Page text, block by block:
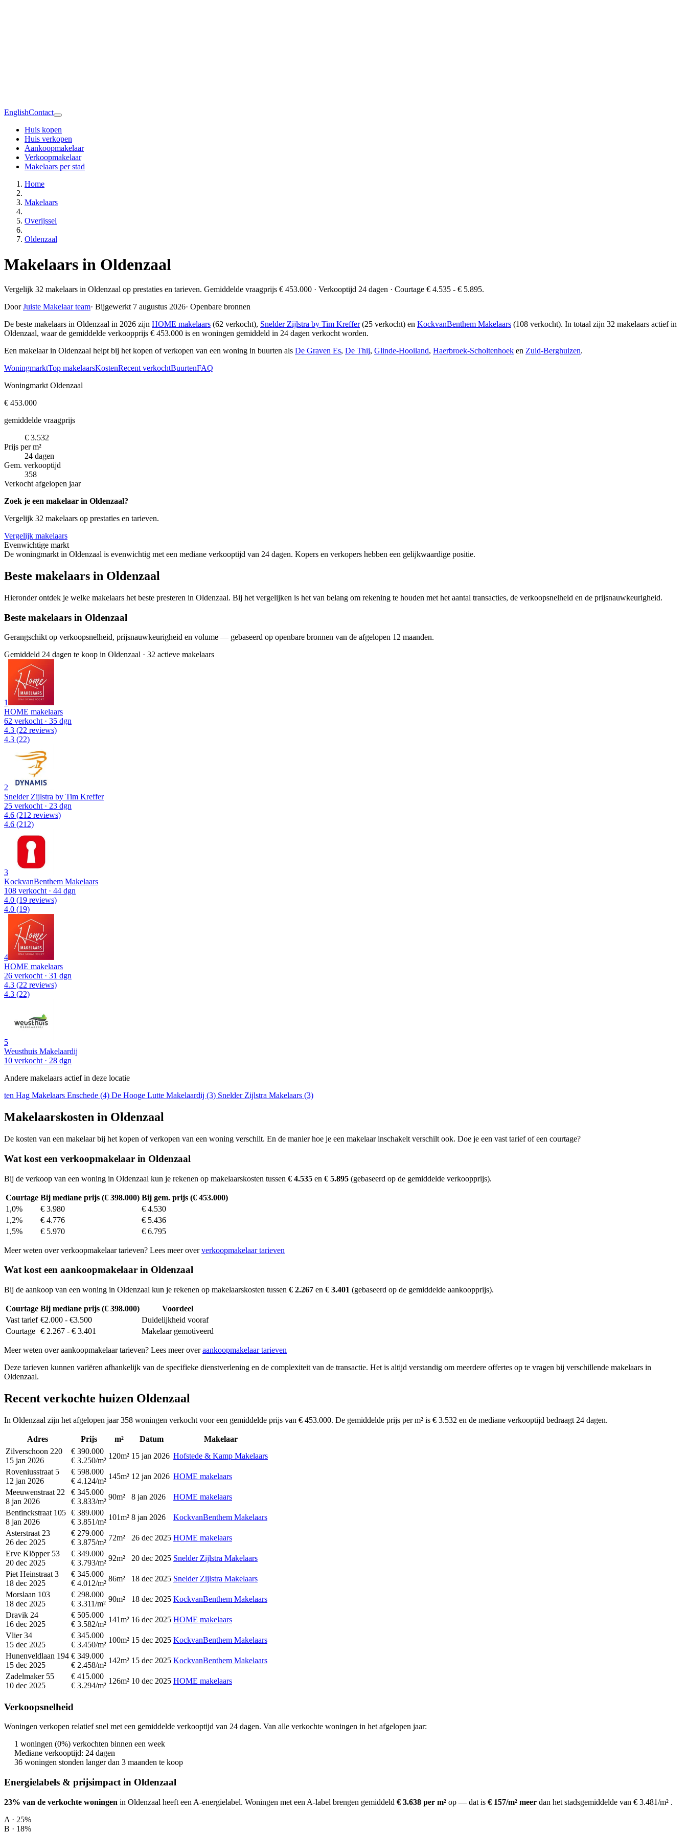
EnglishContact
Huis kopen
Huis verkopen
Aankoopmakelaar
Verkoopmakelaar
Makelaars per stad
Home
Makelaars
Overijssel
Oldenzaal
Makelaars in Oldenzaal
Vergelijk 32 makelaars in Oldenzaal op prestaties en tarieven. Gemiddelde vraagprijs € 453.000 · Verkooptijd 24 dagen · Courtage € 4.535 - € 5.895.
DoorJuiste Makelaar team· Bijgewerkt 7 augustus 2026· Openbare bronnen
De beste makelaars in Oldenzaal in 2026 zijn HOME makelaars (62 verkocht), Snelder Zijlstra by Tim Kreffer(25 verkocht) en KockvanBenthem Makelaars (108 verkocht). In totaal zijn 32 makelaars actief in
Oldenzaal, waar de gemiddelde verkoopprijs € 453.000 is en woningen gemiddeld in 24 dagen verkocht worden.
Een makelaar in Oldenzaal helpt bij het kopen of verkopen van een woning in buurten als De Graven Es, De Thij, Glinde-Hooiland, Haerbroek-Scholtenhoek en Zuid-Berghuizen.
WoningmarktTop makelaarsKostenRecent verkochtBuurtenFAQ
Woningmarkt Oldenzaal
€ 453.000
gemiddelde vraagprijs
€ 3.532
Prijs per m²
24 dagen
Gem. verkooptijd
358
Verkocht afgelopen jaar
Zoek je een makelaar in Oldenzaal?
Vergelijk 32 makelaars op prestaties en tarieven.
Vergelijk makelaars
Evenwichtige markt
De woningmarkt in Oldenzaal is evenwichtig met een mediane verkooptijd van 24 dagen. Kopers en verkopers hebben een gelijkwaardige positie.
Beste makelaars in Oldenzaal
Hieronder ontdek je welke makelaars het beste presteren in Oldenzaal. Bij het vergelijken is het van belang om rekening te houden met het aantal transacties, de verkoopsnelheid en de prijsnauwkeurigheid.
Beste makelaars in Oldenzaal
Gerangschikt op verkoopsnelheid, prijsnauwkeurigheid en volume — gebaseerd op openbare bronnen van de afgelopen 12 maanden.
Gemiddeld 24 dagen te koop in Oldenzaal · 32 actieve makelaars
1
HOME makelaars
62 verkocht · 35 dgn
4.3 (22 reviews)
4.3 (22)
2
Snelder Zijlstra by Tim Kreffer
25 verkocht · 23 dgn
4.6 (212 reviews)
4.6 (212)
3
KockvanBenthem Makelaars
108 verkocht · 44 dgn
4.0 (19 reviews)
4.0 (19)
4
HOME makelaars
26 verkocht · 31 dgn
4.3 (22 reviews)
4.3 (22)
5
Weusthuis Makelaardij
10 verkocht · 28 dgn
Andere makelaars actief in deze locatie
ten Hag Makelaars Enschede (4) De Hooge Lutte Makelaardij (3) Snelder Zijlstra Makelaars (3)
Makelaarskosten in Oldenzaal
De kosten van een makelaar bij het kopen of verkopen van een woning verschilt. En de manier hoe je een makelaar inschakelt verschilt ook. Doe je een vast tarief of een courtage?
Wat kost een verkoopmakelaar in Oldenzaal
Bij de verkoop van een woning in Oldenzaal kun je rekenen op makelaarskosten tussen € 4.535 en € 5.895 (gebaseerd op de gemiddelde verkoopprijs).
Courtage Bij mediane prijs (€ 398.000) Bij gem. prijs (€ 453.000)
1,0%
€ 3.980
€ 4.530
1,2%
€ 4.776
€ 5.436
1,5%
€ 5.970 € 6.795
Meer weten over verkoopmakelaar tarieven? Lees meer oververkoopmakelaar tarieven
Wat kost een aankoopmakelaar in Oldenzaal
Bij de aankoop van een woning in Oldenzaal kun je rekenen op makelaarskosten tussen € 2.267 en € 3.401 (gebaseerd op de gemiddelde aankoopprijs).
Courtage Bij mediane prijs (€ 398.000)
Voordeel
Vast tarief €2.000 - €3.500
Duidelijkheid vooraf
Courtage € 2.267 - € 3.401 Makelaar gemotiveerd
Meer weten over aankoopmakelaar tarieven? Lees meer overaankoopmakelaar tarieven
Deze tarieven kunnen variëren afhankelijk van de specifieke dienstverlening en de complexiteit van de transactie. Het is altijd verstandig om meerdere offertes op te vragen bij verschillende makelaars in
Oldenzaal.
Recent verkochte huizen Oldenzaal
In Oldenzaal zijn het afgelopen jaar 358 woningen verkocht voor een gemiddelde prijs van € 453.000. De gemiddelde prijs per m² is € 3.532 en de mediane verkooptijd bedraagt 24 dagen.
Adres Prijs m² Datum
Makelaar
Zilverschoon 220
15 jan 2026
€ 390.000
€ 3.250/m²
120m² 15 jan 2026 Hofstede & Kamp Makelaars
Roveniusstraat 5
12 jan 2026
€ 598.000
€ 4.124/m²
145m² 12 jan 2026 HOME makelaars
Meeuwenstraat 22
8 jan 2026
€ 345.000
€ 3.833/m²
90m² 8 jan 2026
HOME makelaars
Bentinckstraat 105
8 jan 2026
€ 389.000
€ 3.851/m²
101m² 8 jan 2026
KockvanBenthem Makelaars
Asterstraat 23
26 dec 2025
€ 279.000
€ 3.875/m²
72m² 26 dec 2025 HOME makelaars
Erve Klöpper 53
20 dec 2025
€ 349.000
€ 3.793/m²
92m² 20 dec 2025 Snelder Zijlstra Makelaars
Piet Heinstraat 3
18 dec 2025
€ 345.000
€ 4.012/m²
86m² 18 dec 2025 Snelder Zijlstra Makelaars
Morslaan 103
18 dec 2025
€ 298.000
€ 3.311/m²
90m² 18 dec 2025 KockvanBenthem Makelaars
Dravik 24
16 dec 2025
€ 505.000
€ 3.582/m²
141m² 16 dec 2025 HOME makelaars
Vlier 34
15 dec 2025
€ 345.000
€ 3.450/m²
100m² 15 dec 2025 KockvanBenthem Makelaars
Hunenveldlaan 194
15 dec 2025
€ 349.000
€ 2.458/m²
142m² 15 dec 2025 KockvanBenthem Makelaars
Zadelmaker 55
10 dec 2025
€ 415.000
€ 3.294/m²
126m² 10 dec 2025 HOME makelaars
Verkoopsnelheid
Woningen verkopen relatief snel met een gemiddelde verkooptijd van 24 dagen. Van alle verkochte woningen in het afgelopen jaar:
1 woningen (0%) verkochten binnen een week
Mediane verkooptijd: 24 dagen
36 woningen stonden langer dan 3 maanden te koop
Energielabels & prijsimpact in Oldenzaal
23% van de verkochte woningen in Oldenzaal heeft een A-energielabel. Woningen met een A-label brengen gemiddeld € 3.638 per m² op — dat is € 157/m² meer dan het stadsgemiddelde van € 3.481/m² .
A · 25%
B · 18%